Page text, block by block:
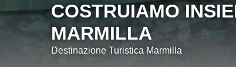
COSTRUIAMO
MARMILLA
Destinazione Turistica Marmilla